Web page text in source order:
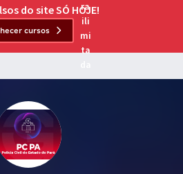
para as principais
do site SÓ HOJE!
cursos